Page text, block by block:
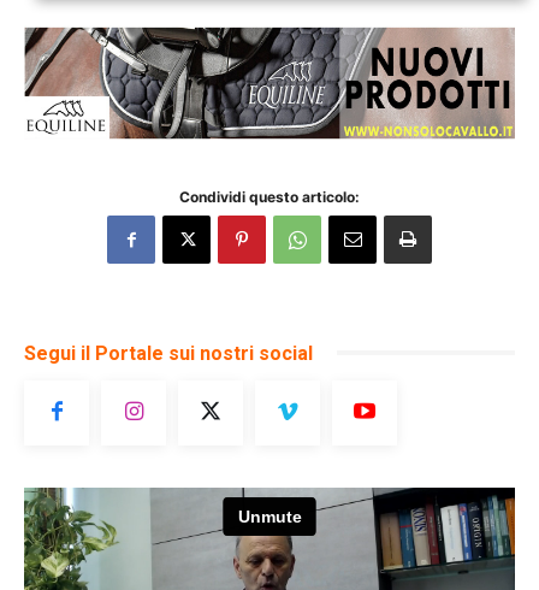
Condividi questo articolo:
Segui il Portale sui nostri social